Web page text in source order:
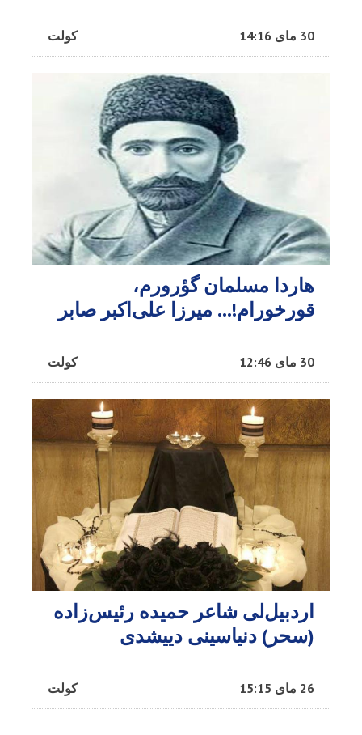
کولت 30 مای 14:16
هاردا مسلمان گؤرورم،
قورخورام!… میرزا علی‌اکبر صابر
کولت 30 مای 12:46
اردبیل‌لی شاعر حمیده رئیس‌زاده
(سحر) دنیاسینی دییشدی
کولت 26 مای 15:15